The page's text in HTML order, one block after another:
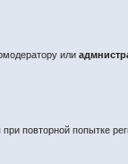
или
повторной попытке